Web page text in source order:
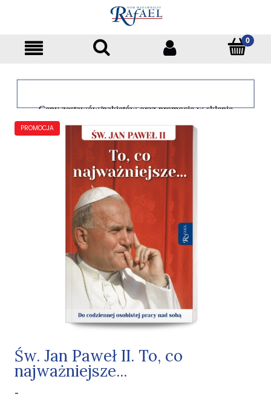
Ceny zestawów/pakietów oraz promocje w sklepie
dotyczą tylko klientów indywidualnych
PROMOCJA
Św. Jan Paweł II. To, co
najważniejsze...
-